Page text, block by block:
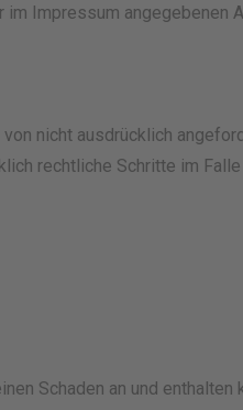
Impressum angegebenen
nicht ausdrücklich
rechtliche Schritte im
Schaden an und enthalten